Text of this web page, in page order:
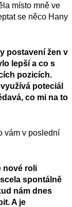
místo mně ve
se něco Hany
postavení žen v
lepší a co s
pozicích.
poteciál
co mi na to
vám v poslední
nové roli
scela spontálně
nám dnes
bit. A je